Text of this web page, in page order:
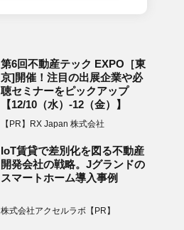
第6回不動産テック EXPO［東
京]開催！注目の出展企業や必
聴セミナーをピックアップ
【12/10（水）-12（金）】
【PR】RX Japan 株式会社
IoT賃貸で差別化を図る不動産
開発会社の戦略。Jグランドの
スマートホーム導入事例
株式会社アクセルラボ【PR】